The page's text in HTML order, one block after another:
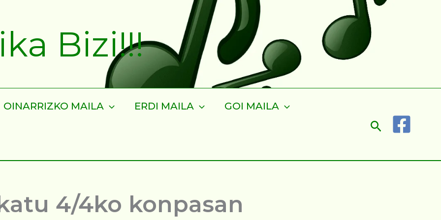
Bizi!!!
OINARRIZKO MAILA ERDI MAILA GOI MAILA
Search
4/4ko konpasan